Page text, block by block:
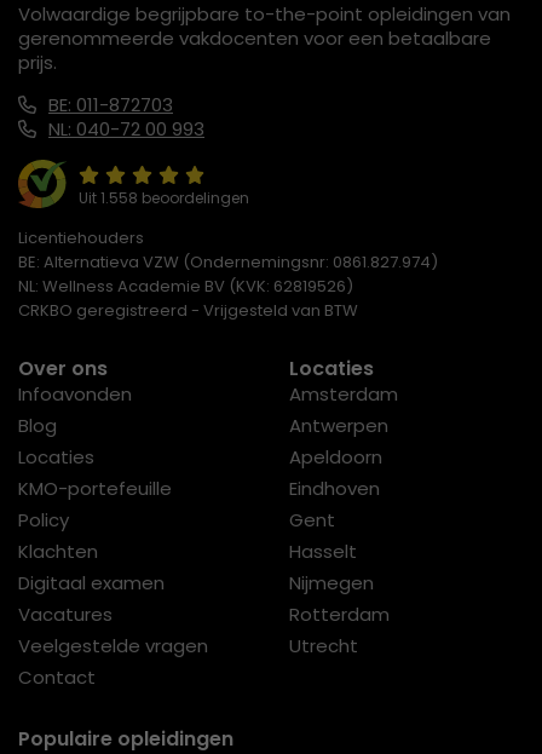
Volwaardige begrijpbare to-the-point opleidingen van
gerenommeerde vakdocenten voor een betaalbare
prijs.
BE: 011-872703
NL: 040-72 00 993
Uit 1.558 beoordelingen
Licentiehouders
BE: Alternatieva VZW (Ondernemingsnr: 0861.827.974)
NL: Wellness Academie BV (KVK: 62819526)
CRKBO geregistreerd - Vrijgesteld van BTW
Over ons
Infoavonden
Blog
Locaties
KMO-portefeuille
Policy
Klachten
Digitaal examen
Vacatures
Veelgestelde vragen
Contact
Locaties
Amsterdam
Antwerpen
Apeldoorn
Eindhoven
Gent
Hasselt
Nijmegen
Rotterdam
Utrecht
Populaire opleidingen